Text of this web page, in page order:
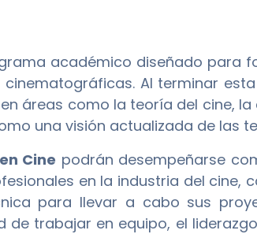
académico diseñado para
Al terminar
áreas como la teoría del cine,
una visión actualizada de las
Cine podrán desempeñarse
en la industria del cine,
para llevar a cabo sus
trabajar en equipo, el